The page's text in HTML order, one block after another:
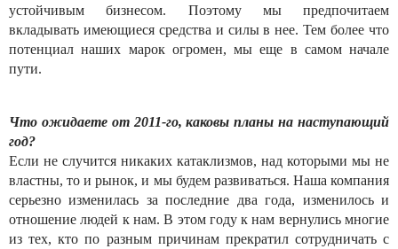
устойчивым бизнесом. Поэтому мы предпочитаем
вкладывать имеющиеся средства и силы в нее. Тем более что
потенциал наших марок огромен, мы еще в самом начале
пути.
Что ожидаете от 2011-го, каковы планы на наступающий
год?
Если не случится никаких катаклизмов, над которыми мы не
властны, то и рынок, и мы будем развиваться. Наша компания
серьезно изменилась за последние два года, изменилось и
отношение людей к нам. В этом году к нам вернулись многие
из тех, кто по разным причинам прекратил сотрудничать с